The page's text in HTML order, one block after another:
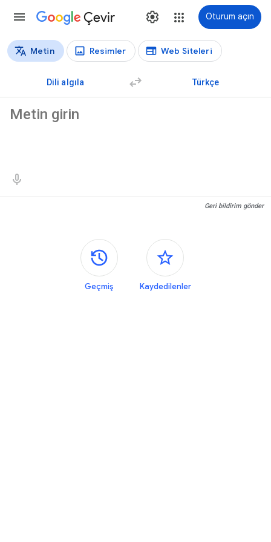
Çevir Oturum açın
Çeviri türleri
Metin Resimler Web Siteleri
Dili algıla Türkçe
Geri bildirim gönder
Yan paneller
Geçmiş Kaydedilenler